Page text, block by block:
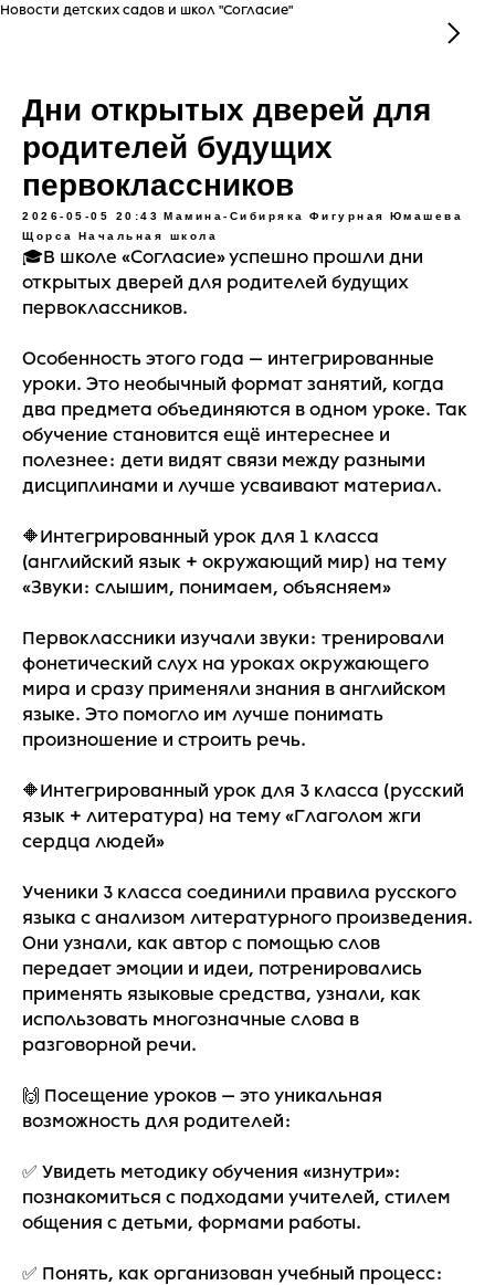
Новости детских садов и школ "Согласие"
Дни открытых дверей для
родителей будущих
первоклассников
2026-05-05 20:43 Мамина-Сибиряка Фигурная
Юмашева
Щорса
Начальная школа
🎓В школе «Согласие» успешно прошли дни
открытых дверей для родителей будущих
первоклассников.
Особенность этого года — интегрированные
уроки. Это необычный формат занятий, когда
два предмета объединяются в одном уроке. Так
обучение становится ещё интереснее и
полезнее: дети видят связи между разными
дисциплинами и лучше усваивают материал.
🔶Интегрированный урок для 1 класса
(английский язык + окружающий мир) на тему
«Звуки: слышим, понимаем, объясняем»
Первоклассники изучали звуки: тренировали
фонетический слух на уроках окружающего
мира и сразу применяли знания в английском
языке. Это помогло им лучше понимать
произношение и строить речь.
🔶Интегрированный урок для 3 класса (русский
язык + литература) на тему «Глаголом жги
сердца людей»
Ученики 3 класса соединили правила русского
языка с анализом литературного произведения.
Они узнали, как автор с помощью слов
передает эмоции и идеи, потренировались
применять языковые средства, узнали, как
использовать многозначные слова в
разговорной речи.
🙌 Посещение уроков — это уникальная
возможность для родителей:
✅ Увидеть методику обучения «изнутри»:
познакомиться с подходами учителей, стилем
общения с детьми, формами работы.
✅ Понять, как организован учебный процесс: